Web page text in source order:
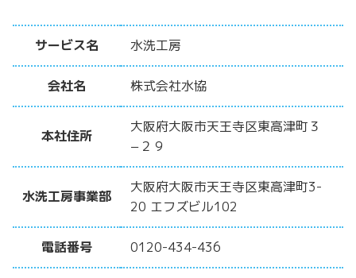
サービス名 水洗工房
会社名 株式会社水協
本社住所
大阪府大阪市天王寺区東高津町３
−２９
水洗工房事業部
大阪府大阪市天王寺区東高津町3-
20 エフズビル102
電話番号 0120-434-436